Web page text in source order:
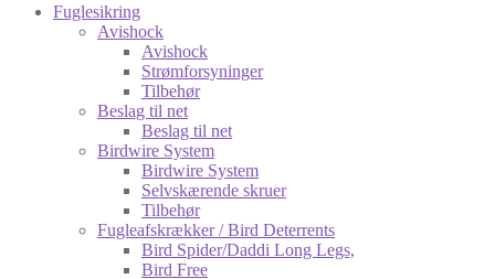
Fuglesikring
Avishock
Avishock
Strømforsyninger
Tilbehør
Beslag til net
Beslag til net
Birdwire System
Birdwire System
Selvskærende skruer
Tilbehør
Fugleafskrækker / Bird Deterrents
Bird Spider/Daddi Long Legs,
Bird Free